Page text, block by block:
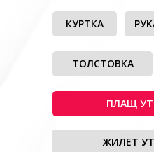
ТОЛСТОВКА
КУРТКА
ПЛАЩ
ЖИЛЕТ